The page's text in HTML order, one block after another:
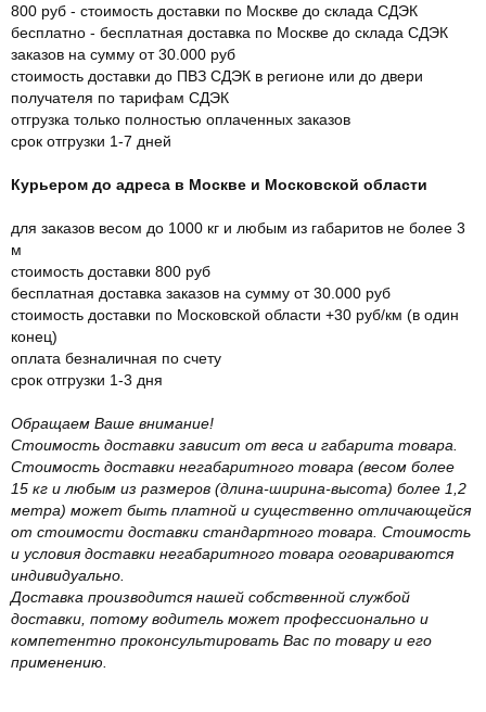
800 руб - стоимость доставки по Москве до склада СДЭК
бесплатно - бесплатная доставка по Москве до склада СДЭК
заказов на сумму от 30.000 руб
стоимость доставки до ПВЗ СДЭК в регионе или до двери
получателя по тарифам СДЭК
отгрузка только полностью оплаченных заказов
срок отгрузки 1-7 дней
Курьером до адреса в Москве и Московской области
для заказов весом до 1000 кг и любым из габаритов не более 3
м
стоимость доставки 800 руб
бесплатная доставка заказов на сумму от 30.000 руб
стоимость доставки по Московской области +30 руб/км (в один
конец)
оплата безналичная по счету
срок отгрузки 1-3 дня
Обращаем Ваше внимание!
Стоимость доставки зависит от веса и габарита товара.
Стоимость доставки негабаритного товара (весом более
15 кг и любым из размеров (длина-ширина-высота) более 1,2
метра) может быть платной и существенно отличающейся
от стоимости доставки стандартного товара. Стоимость
и условия доставки негабаритного товара оговариваются
индивидуально.
Доставка производится нашей собственной службой
доставки, потому водитель может профессионально и
компетентно проконсультировать Вас по товару и его
применению.